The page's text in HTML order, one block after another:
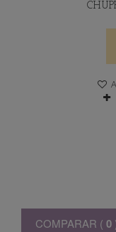
COMPARAR ( 0